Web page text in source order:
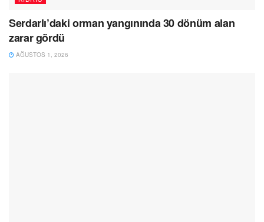
Serdarlı’daki orman yangınında 30 dönüm alan
zarar gördü
AĞUSTOS 1, 2026